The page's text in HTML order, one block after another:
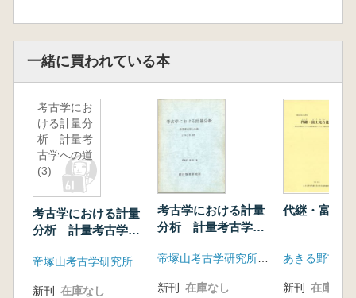
一緒に買われている本
考古学にお
ける計量分
析 計量考
古学への道
(3)
考古学における計量
分析 計量考古学へ
帝塚山考古学研究所
新刊 在庫なし
考古学における計量
分析 計量考古学へ
帝塚山考古学研究所(統計数理研究所)
新刊 在庫なし
代継・富士
新刊 在庫なし